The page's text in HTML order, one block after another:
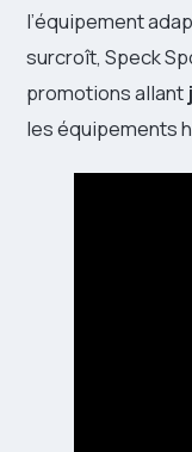
l’équipement
surcroît, Speck
promotions allant
les équipements